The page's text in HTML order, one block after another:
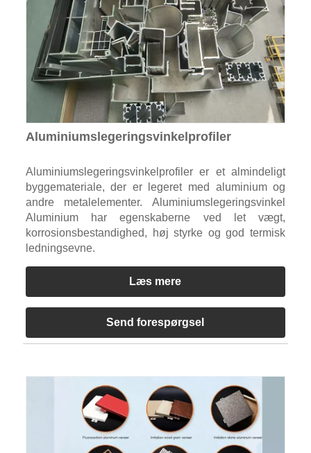
Aluminiumslegeringsvinkelprofiler
Aluminiumslegeringsvinkelprofiler er et almindeligt
byggemateriale, der er legeret med aluminium og
andre metalelementer. Aluminiumslegeringsvinkel
Aluminium har egenskaberne ved let vægt,
korrosionsbestandighed, høj styrke og god termisk
ledningsevne.
Læs mere
Send forespørgsel